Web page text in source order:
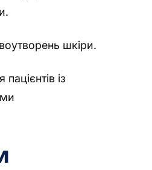
шкіри.
із